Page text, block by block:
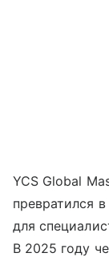
YCS Global
превратился
для
В 2025 году